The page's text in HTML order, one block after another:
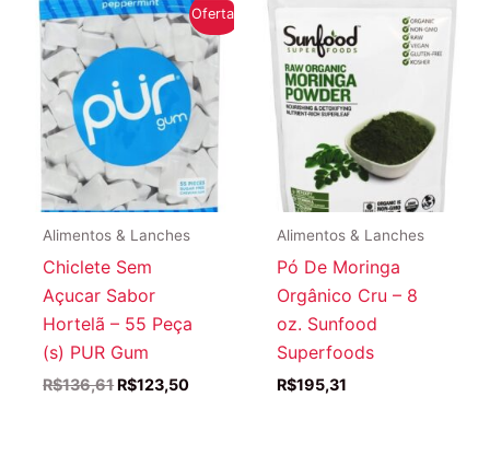
Oferta!
Alimentos & Lanches
Chiclete Sem
Açucar Sabor
Hortelã – 55 Peça
(s) PUR Gum
R$136,61 O
R$123,50O
Alimentos & Lanches
Pó De Moringa
Orgânico Cru – 8
oz. Sunfood
Superfoods
R$195,31